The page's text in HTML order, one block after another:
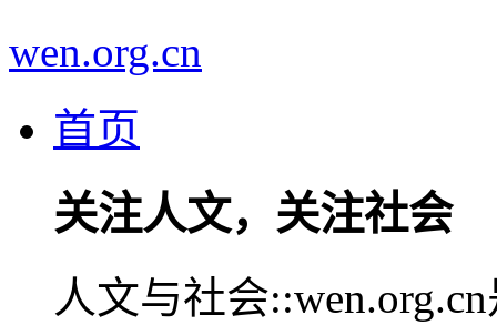
wen.org.cn
首页
关注人文，关注社会
人文与社会